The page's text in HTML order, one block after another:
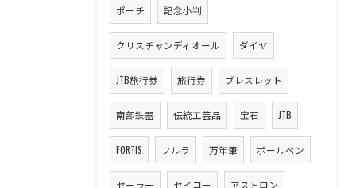
ポーチ 記念小判
クリスチャンディオール ダイヤ
JTB旅行券 旅行券 ブレスレット
南部鉄器 伝統工芸品 宝石 JTB
FORTIS フルラ 万年筆 ボールペン
セーラー セイコー アストロン